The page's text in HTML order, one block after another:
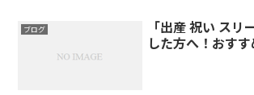
ブログ
「出産 祝い スリ
した方へ！おすす